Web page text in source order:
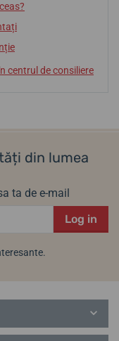
centrul de consiliere
din lumea
ta de e-mail
Log in